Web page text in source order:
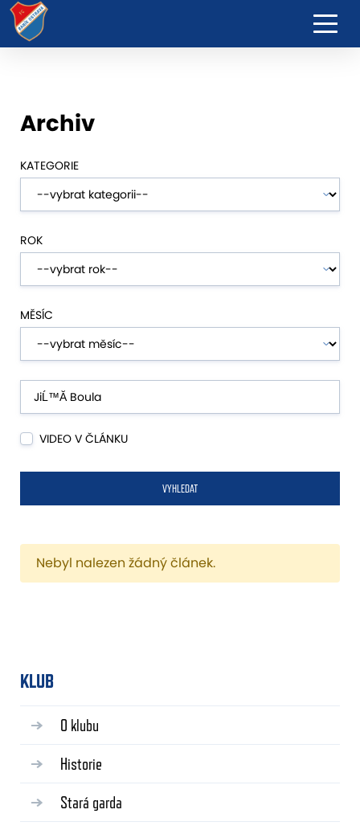
Archiv
KATEGORIE
ROK
MĚSÍC
VIDEO V ČLÁNKU
VYHLEDAT
Nebyl nalezen žádný článek.
KLUB
O klubu
Historie
Stará garda